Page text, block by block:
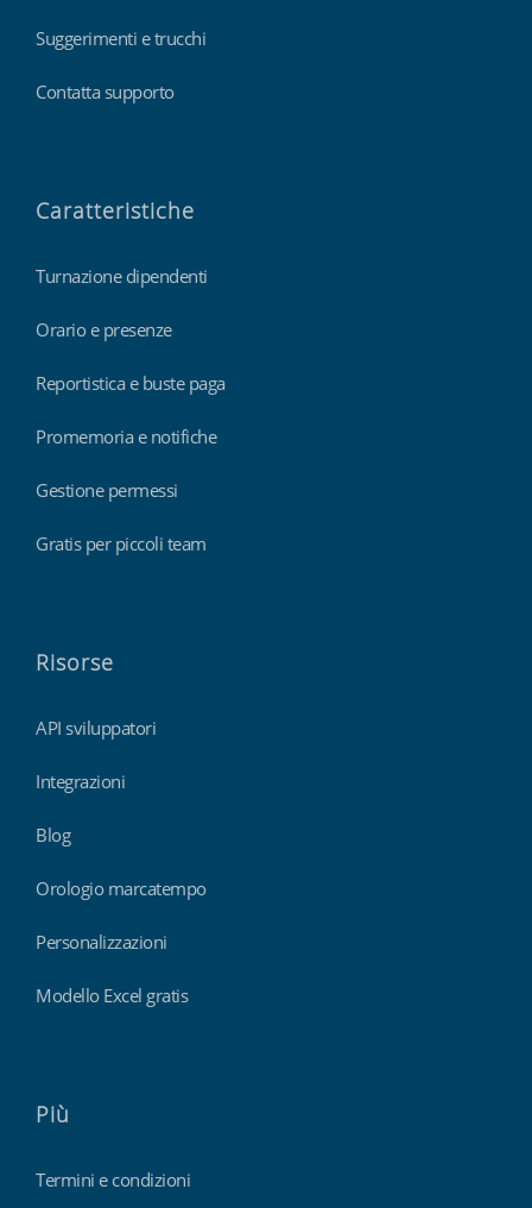
Suggerimenti e trucchi
Contatta supporto
Caratteristiche
Turnazione dipendenti
Orario e presenze
Reportistica e buste paga
Promemoria e notifiche
Gestione permessi
Gratis per piccoli team
Risorse
API sviluppatori
Integrazioni
Blog
Orologio marcatempo
Personalizzazioni
Modello Excel gratis
Più
Termini e condizioni